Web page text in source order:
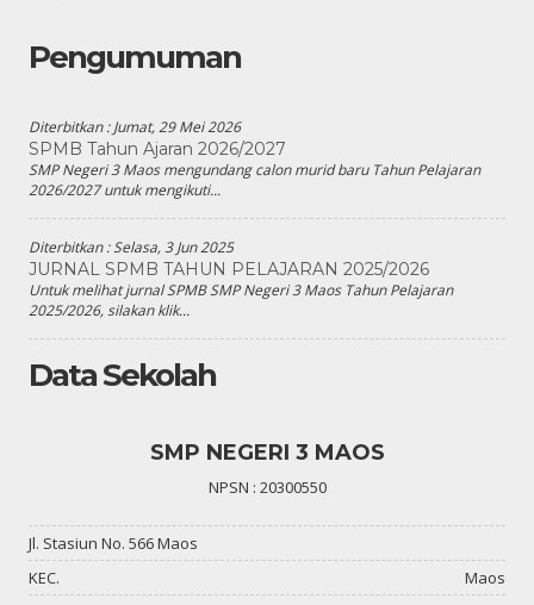
Pengumuman
Diterbitkan :Jumat, 29 Mei 2026
SPMB Tahun Ajaran 2026/2027
SMP Negeri 3 Maos mengundang calon murid baru Tahun Pelajaran
2026/2027 untuk mengikuti...
Diterbitkan :Selasa, 3 Jun 2025
JURNAL SPMB TAHUN PELAJARAN 2025/2026
Untuk melihat jurnal SPMB SMP Negeri 3 Maos Tahun Pelajaran
2025/2026, silakan klik...
Data Sekolah
SMP NEGERI 3 MAOS
NPSN : 20300550
Jl. Stasiun No. 566 Maos
KEC.
Maos